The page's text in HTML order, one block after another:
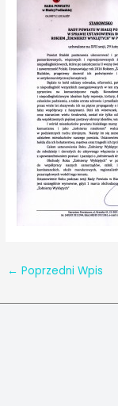
← Poprzedni Wpis